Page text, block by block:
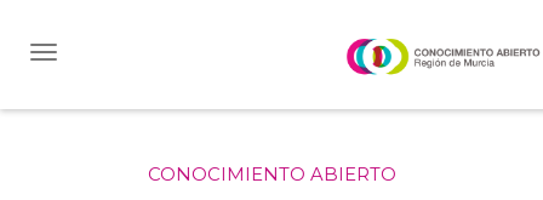
CONOCIMIENTO ABIERTO